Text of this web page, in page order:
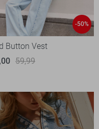
-50%
Button Vest
59,99